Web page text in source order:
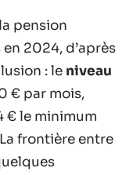
pension
2024, d’après
: le niveau
€ par mois,
€ le minimum
frontière entre